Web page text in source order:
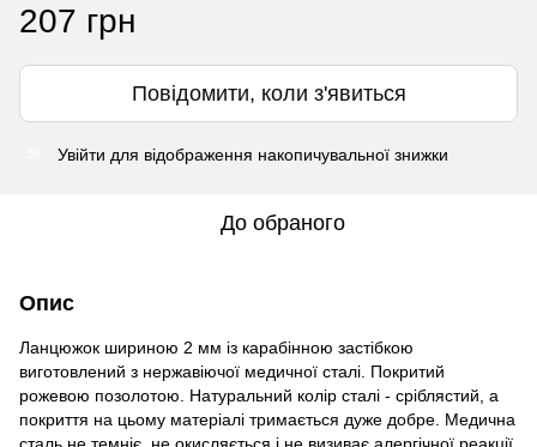
207 грн
Повідомити, коли з'явиться
Увійти для відображення накопичувальної знижки
До обраного
Опис
Ланцюжок шириною 2 мм із карабінною застібкою
виготовлений з нержавіючої медичної сталі. Покритий
рожевою позолотою. Натуральний колір сталі - сріблястий, а
покриття на цьому матеріалі тримається дуже добре. Медична
сталь не темніє, не окисляється і не визиває алергічної реакції